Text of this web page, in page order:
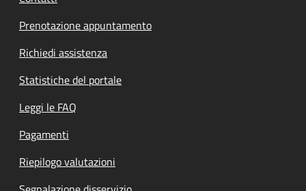
Prenotazione appuntamento
Richiedi assistenza
Statistiche del portale
Leggi le FAQ
Pagamenti
Riepilogo valutazioni